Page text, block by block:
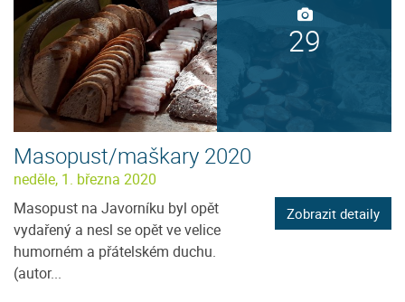
29
Masopust/maškary 2020
neděle, 1. března 2020
Masopust na Javorníku byl opět
vydařený a nesl se opět ve velice
humorném a přátelském duchu.
(autor...
Zobrazit detaily